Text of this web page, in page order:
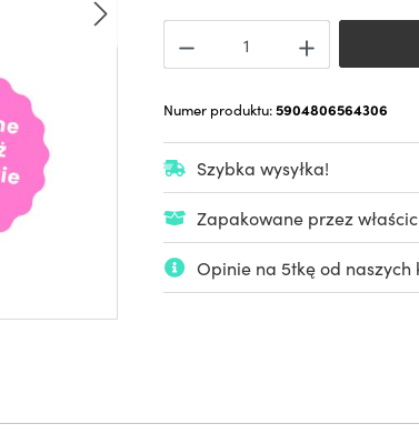
Numer produktu:5904806564306
Szybka wysyłka!
Zapakowane przez
Opinie na 5tkę od naszych